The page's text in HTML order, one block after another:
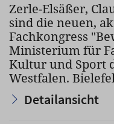
Zerle-Elsäßer,
sind die neuen,
Fachkongress
Ministerium für
Kultur und Sport
Westfalen.
Detailansicht